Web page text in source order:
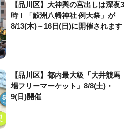
【品川区】大神輿の宮出しは深夜3
時！「鮫洲八幡神社 例大祭」が
8/13(木)～16日(日)に開催されます
【品川区】都内最大級「大井競馬
場フリーマーケット」8/8(土)・
9(日)開催